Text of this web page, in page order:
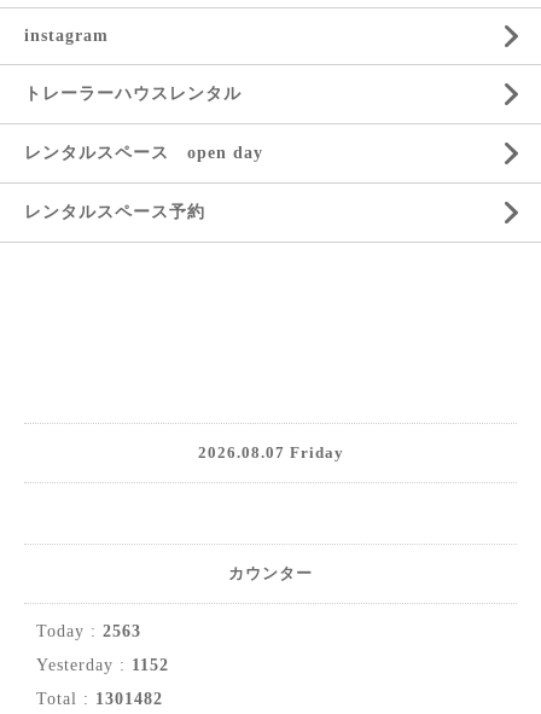
instagram
トレーラーハウスレンタル
レンタルスペース open day
レンタルスペース予約
2026.08.07 Friday
カウンター
Today : 2563
Yesterday : 1152
Total : 1301482